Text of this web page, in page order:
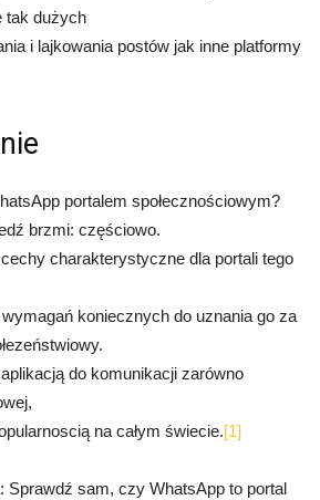
tak dużych
i lajkowania postów jak inne platformy
portalem społecznościowym?
brzmi: częściowo.
charakterystyczne dla portali tego
koniecznych do uznania go za
do komunikacji zarówno
na całym świecie.[1]
Sprawdź sam, czy WhatsApp to portal